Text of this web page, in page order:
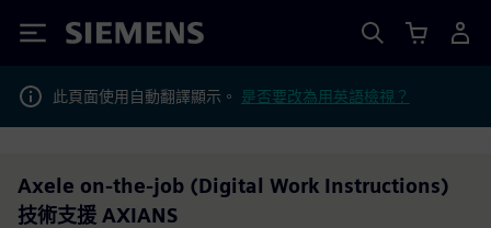
Siemens
此頁面使用自動翻譯顯示。 是否要改為用英語檢視？
Axele on-the-job (Digital Work Instructions)
技術支援 AXIANS